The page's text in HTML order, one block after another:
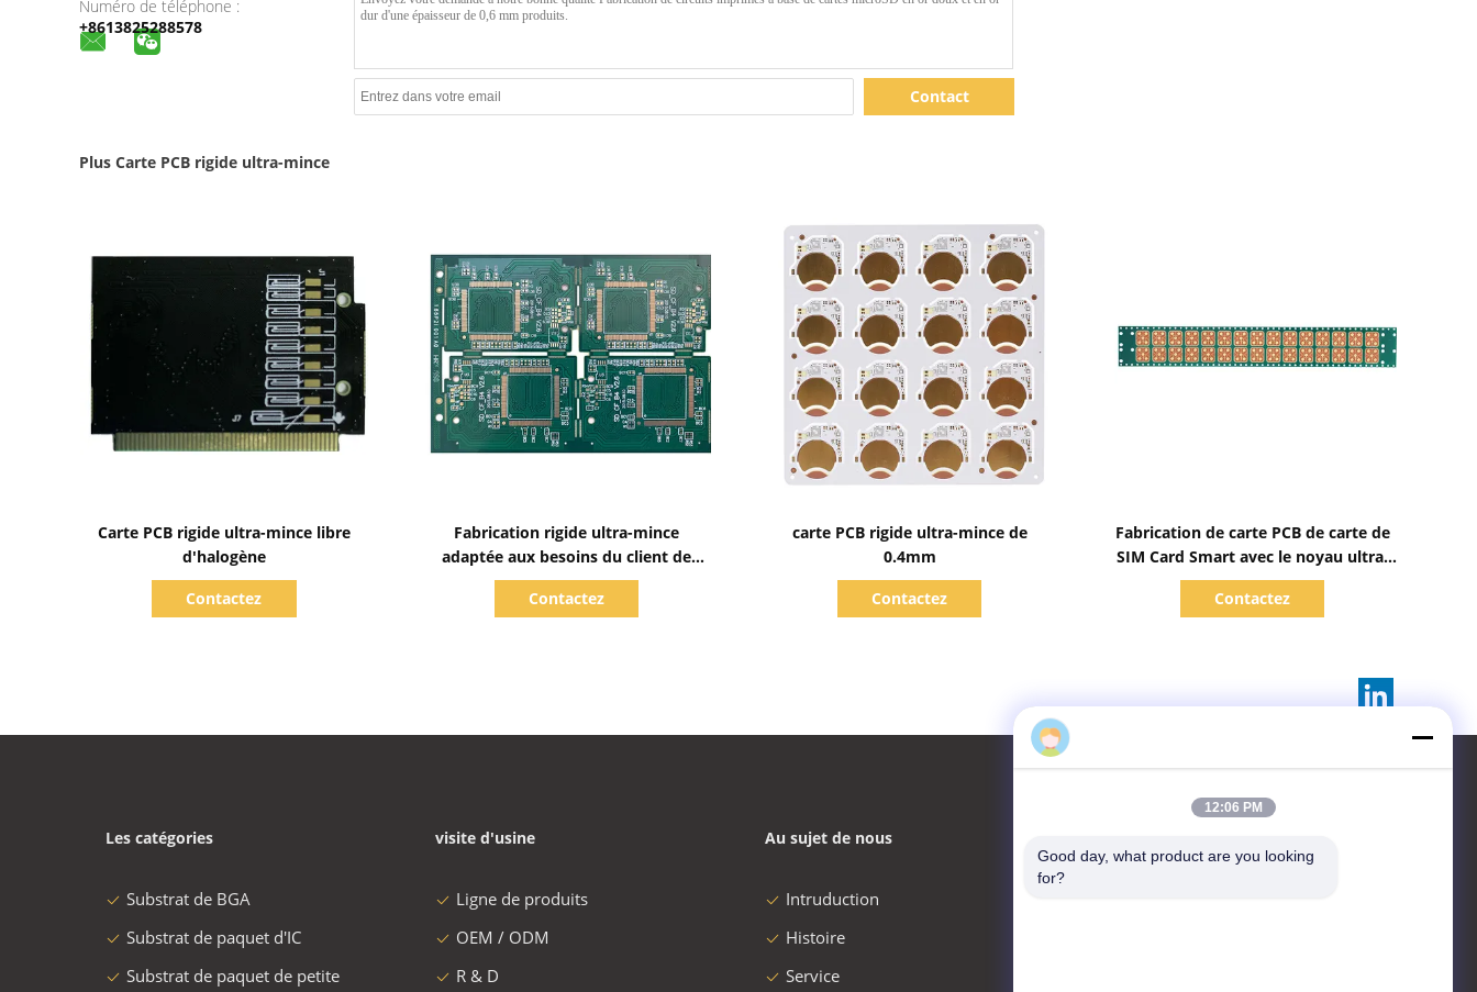
Numéro de téléphone :
+8613825288578
Contact
Plus Carte PCB rigide ultra-mince
Carte PCB rigide ultra-mince libre
d'halogène
Contactez
Fabrication rigide ultra-mince
adaptée aux besoins du client de
carte PCB
Contactez
carte PCB rigide ultra-mince de
0.4mm
Contactez
Fabrication de carte PCB de carte de
SIM Card Smart avec le noyau ultra-
mince
Contactez
Les catégories
Substrat de BGA
Substrat de paquet d'IC
Substrat de paquet de petite
visite d'usine
Ligne de produits
OEM / ODM
R & D
Au sujet de nous
Intruduction
Histoire
Service
12:06 PM
Good day, what product are you looking
for?